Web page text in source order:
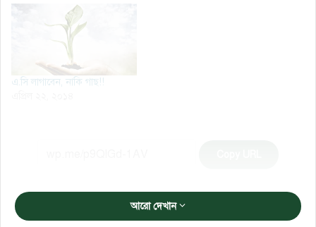
এ.সি লাগাবেন, নাকি গাছ!!
আরো দেখান